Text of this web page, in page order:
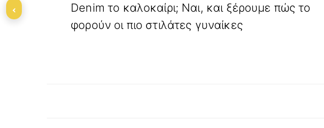
Denim το καλοκαίρι; Ναι, και ξέρουμε πώς το
φορούν οι πιο στιλάτες γυναίκες
‹